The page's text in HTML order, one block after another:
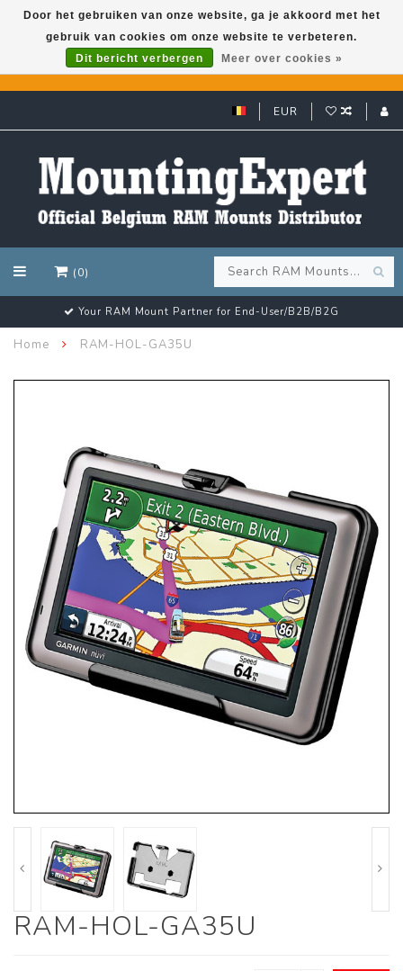
GARMIN GPS met een superkorting tot 50%? Klik hier!
EUR
(0)
Your RAM Mount Partner for End-User/B2B/B2G
Home RAM-HOL-GA35U
RAM-HOL-GA35U
Door het gebruiken van onze website, ga je akkoord met het
gebruik van cookies om onze website te verbeteren.
Dit bericht verbergen
Meer over cookies »